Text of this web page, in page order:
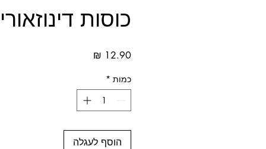
כוסות
כמות *
הוסף לעגלה